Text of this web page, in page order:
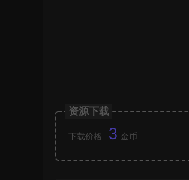
资源下载
下载价格 3 金币